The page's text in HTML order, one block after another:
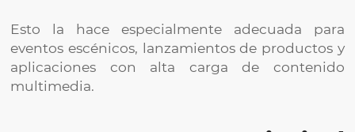
Esto la hace especialmente adecuada para
eventos escénicos, lanzamientos de productos y
aplicaciones con alta carga de contenido
multimedia.